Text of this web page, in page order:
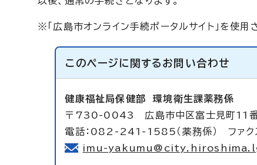
※「広島市オンライン手続ポータルサイト」を使
このページに関する お問い合わせ
健康福祉局保健部環境衛生課薬務係
〒730-0043 広島市中区富士見町11
電話：082-241-1585（薬務係） ファ
imu-